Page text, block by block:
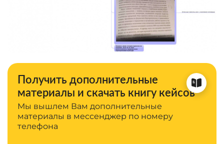
Получить дополнительные
материалы и скачать книгу кейсов
Мы вышлем Вам дополнительные
материалы в мессенджер по номеру
телефона